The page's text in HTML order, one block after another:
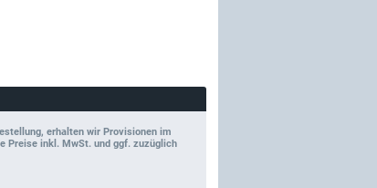
erhalten wir Provisionen im
Preise inkl. MwSt. und ggf. zuzüglich